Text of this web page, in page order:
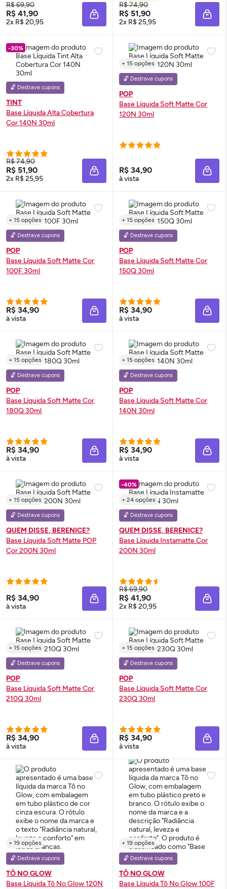
R$ 69,90
R$ 41,90
2x R$ 20,95 ADICIONAR À SACOLA
R$ 74,90
R$ 51,90
2x R$ 25,95
-30%
🔓 Destrave cupons
TINT
Base Líquida Alta Cobertura
Cor 140N 30ml
R$ 74,90
R$ 51,90
2x R$ 25,95 ADICIONAR À SACOLA
+ 15 opções
🔓 Destrave cupons
POP
Base Líquida Soft Matte Cor
120N 30ml
R$ 34,90
à vista
+ 15 opções
🔓 Destrave cupons
POP
Base Líquida Soft Matte Cor
100F 30ml
R$ 34,90
à vista ADICIONAR À SACOLA
+ 15 opções
🔓 Destrave cupons
POP
Base Líquida Soft Matte Cor
150Q 30ml
R$ 34,90
à vista
+ 15 opções
🔓 Destrave cupons
POP
Base Líquida Soft Matte Cor
180Q 30ml
R$ 34,90
à vista ADICIONAR À SACOLA
+ 15 opções
🔓 Destrave cupons
POP
Base Líquida Soft Matte Cor
140N 30ml
R$ 34,90
à vista
+ 15 opções
🔓 Destrave cupons
QUEM DISSE, BERENICE?
Base Líquida Soft Matte POP
Cor 200N 30ml
R$ 34,90
à vista ADICIONAR À SACOLA
-40%
+ 24 opções
🔓 Destrave cupons
QUEM DISSE, BERENICE?
Base Líquida Instamatte Cor
200N 30ml
R$ 69,90
R$ 41,90
2x R$ 20,95
+ 15 opções
🔓 Destrave cupons
POP
Base Líquida Soft Matte Cor
210Q 30ml
R$ 34,90
à vista ADICIONAR À SACOLA
+ 15 opções
🔓 Destrave cupons
POP
Base Líquida Soft Matte Cor
230Q 30ml
R$ 34,90
à vista
+ 19 opções
🔓 Destrave cupons
TÔ NO GLOW
Base Líquida Tô NoGlow120N
+ 19 opções
🔓 Destrave cupons
TÔ NO GLOW
Base Líquida Tô NoGlow100F